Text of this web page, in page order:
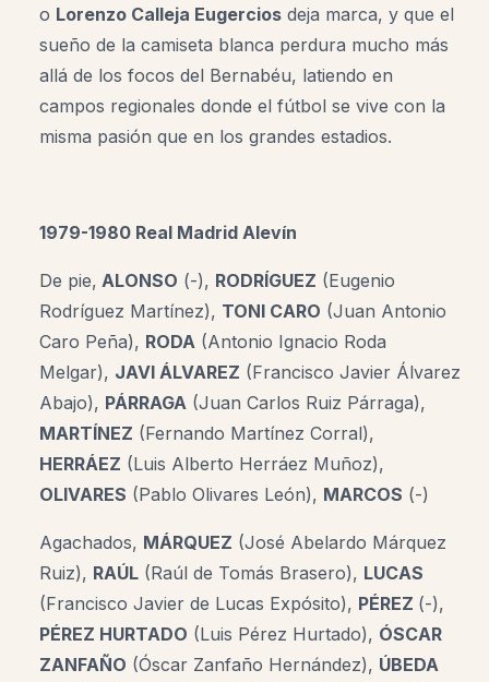
o Lorenzo Calleja Eugercios deja marca, y que el
sueño de la camiseta blanca perdura mucho más
allá de los focos del Bernabéu, latiendo en
campos regionales donde el fútbol se vive con la
misma pasión que en los grandes estadios.
1979-1980 Real Madrid Alevín
De pie, ALONSO (-), RODRÍGUEZ (Eugenio
Rodríguez Martínez), TONI CARO (Juan Antonio
Caro Peña), RODA (Antonio Ignacio Roda
Melgar), JAVI ÁLVAREZ (Francisco Javier Álvarez
Abajo), PÁRRAGA (Juan Carlos Ruiz Párraga),
MARTÍNEZ (Fernando Martínez Corral),
HERRÁEZ (Luis Alberto Herráez Muñoz),
OLIVARES (Pablo Olivares León), MARCOS (-)
Agachados, MÁRQUEZ (José Abelardo Márquez
Ruiz), RAÚL (Raúl de Tomás Brasero), LUCAS
(Francisco Javier de Lucas Expósito), PÉREZ (-),
PÉREZ HURTADO (Luis Pérez Hurtado), ÓSCAR
ZANFAÑO (Óscar Zanfaño Hernández), ÚBEDA